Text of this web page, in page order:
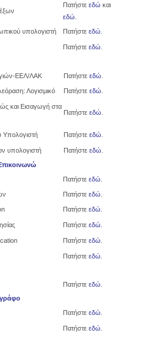
Πατήστε εδώ και
εδώ
υπολογιστή
Πατήστε εδώ
Πατήστε εδώ
ΕΕΛ/ΛΑΚ
Πατήστε εδώ
Λογισμικό Πατήστε εδώ
και Εισαγωγή στα
Πατήστε εδώ
Υπολογιστή Πατήστε εδώ
υπολογιστή Πατήστε εδώ
Πατήστε εδώ
Πατήστε εδώ
Πατήστε εδώ
Πατήστε εδώ
Πατήστε εδώ
Πατήστε εδώ
Πατήστε εδώ
Πατήστε εδώ
Πατήστε εδώ